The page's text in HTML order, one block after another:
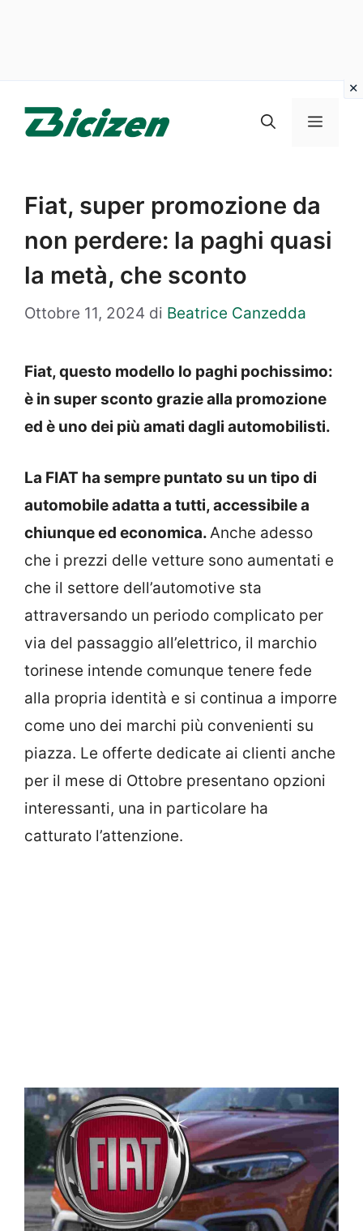
Menu
Fiat, super promozione da
non perdere: la paghi quasi
la metà, che sconto
Ottobre 11, 2024 di Beatrice Canzedda
Fiat, questo modello lo paghi pochissimo:
è in super sconto grazie alla promozione
ed è uno dei più amati dagli automobilisti.
La FIAT ha sempre puntato su un tipo di
automobile adatta a tutti, accessibile a
chiunque ed economica.Anche adesso
che i prezzi delle vetture sono aumentati e
che il settore dell’automotive sta
attraversando un periodo complicato per
via del passaggio all’elettrico, il marchio
torinese intende comunque tenere fede
alla propria identità e si continua a imporre
come uno dei marchi più convenienti su
piazza. Le offerte dedicate ai clienti anche
per il mese di Ottobre presentano opzioni
interessanti, una in particolare ha
catturato l’attenzione.